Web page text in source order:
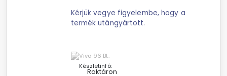
Kérjük vegye figyelembe, hogy a
termék utángyártott.
Készletinfó:
Raktáron